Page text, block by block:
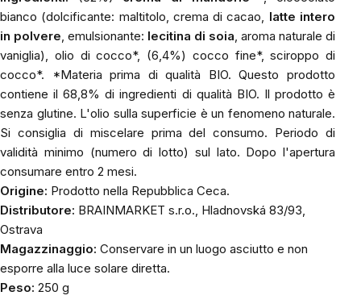
bianco (dolcificante: maltitolo, crema di cacao,
latte intero
in polvere , emulsionante: lecitina di soia , aroma naturale di
vaniglia), olio di cocco*, (6,4%) cocco fine*, sciroppo di
cocco*. *Materia prima di qualità BIO. Questo prodotto
contiene il 68,8% di ingredienti di qualità BIO. Il prodotto è
senza glutine. L'olio sulla superficie è un fenomeno naturale.
Si consiglia di miscelare prima del consumo. Periodo di
validità minimo (numero di lotto) sul lato. Dopo l'apertura
consumare entro 2 mesi.
Origine: Prodotto nella Repubblica Ceca.
Distributore: BRAINMARKET s.r.o., Hladnovská 83/93,
Ostrava
Magazzinaggio: Conservare in un luogo asciutto e non
esporre alla luce solare diretta.
Peso: 250 g